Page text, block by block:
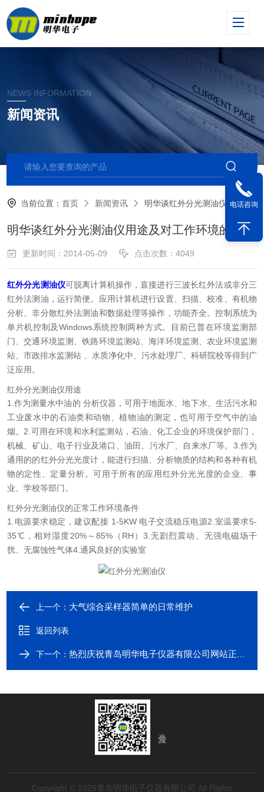
NEWS INFORMATION
新闻资讯
当前位置：首页 新闻资讯 明华谈红外分光测油仪用途及对工作环境的要求
明华谈红外分光测油仪用途及对工作环境的要求
更新时间：2014-05-09 点击次数：4049
红外分光测油仪可脱离计算机操作，直接进行三波长红外法或非分三
红外法测油，运行简便。应用计算机进行设置、扫描、校准、有机物
分析、非分散红外法测油和数据处理等操作，功能齐全。控制系统为
单片机控制及Windows系统控制两种方式。目前已普在环境监测部
门、交通环境监测、铁路环境监测站、海洋环境监测、农业环境监测
站、市政排水监测站 、水质净化中、污水处理厂、科研院校等得到广
泛应用。
红外分光测油仪用途
1.作为测量水中油的 分析仪器，可用于地面水、地下水、生活污水和
工业废水中的石油类和动物、植物油的测定，也可用于空气中的油
烟。 2.可用在环境和水利监测站，石油、化工企业的环境保护部门，
机械、矿山、电子行业及港口、油田、污水厂、自来水厂等。 3.作为
通用的的红外分光光度计，能进行扫描、分析物质的结构和各种有机
物的定性、定量分析。可用于所有的应用红外分光光度的企业、事
业、学校等部门。
红外分光测油仪的正常工作环境条件
1.电源要求稳定，建议配接 1-5KW 电子交流稳压电源2.室温要求5-
35℃，相对湿度20%～85%（RH）3.无剧烈震动、无强电磁场干
扰、无腐蚀性气体4.通风良好的实验室
上一个： 大气综合采样器简单的日常维护
返回列表
下一个：热烈庆祝青岛明华电子仪器有限公司网站正式上线运营
Copyright © 2026青岛明华电子仪器有限公司 All Rights
电话咨询